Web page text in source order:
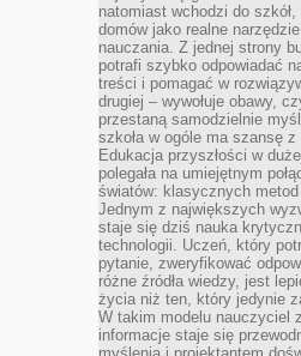
natomiast wchodzi do
domów jako realne
nauczania. Z jednej strony
potrafi szybko odpowiadać
treści i pomagać w
drugiej – wywołuje obawy,
przestaną samodzielnie
szkoła w ogóle ma szansę
Edukacja przyszłości w
polegała na umiejętnym
światów: klasycznych
Jednym z największych
staje się dziś nauka
technologii. Uczeń, który
pytanie, zweryfikować
różne źródła wiedzy, jest
życia niż ten, który jedynie
W takim modelu nauczyciel
informacje staje się